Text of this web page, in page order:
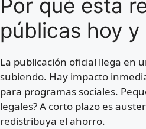
Por qué esta
públicas hoy
La publicación oficial llega en
subiendo. Hay impacto
para programas sociales.
legales? A corto plazo es
redistribuya el ahorro.